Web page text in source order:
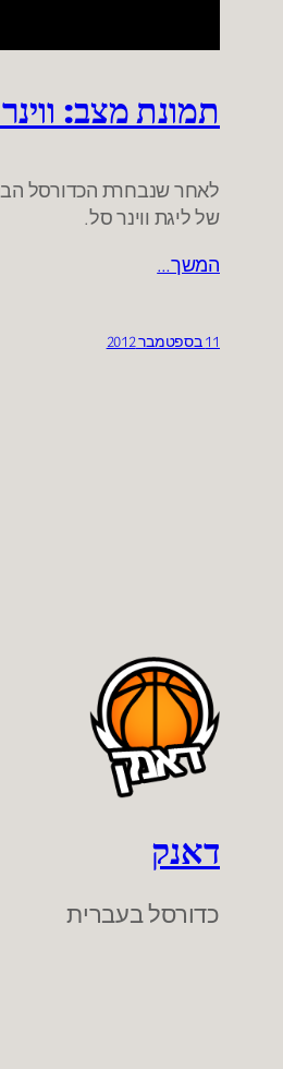
תמונת מצב:
לאחר שנבחרת הכדורסל
של ליגת ווינר סל.
המשך…
11 בספטמבר 2012
דאנק
כדורסל בעברית